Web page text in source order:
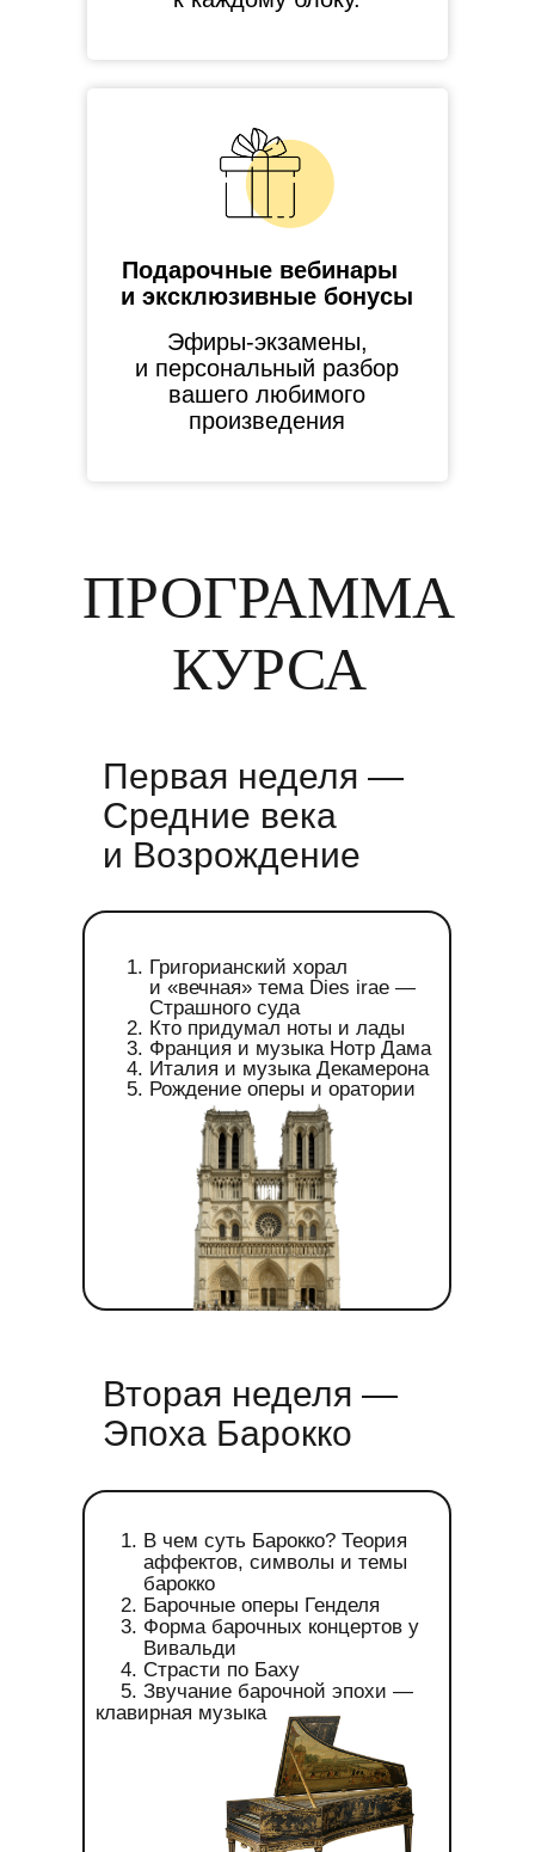
Эфиры-экзамены,
и персональный разбор
вашего любимого
произведения
Подарочные вебинары
и эксклюзивные бонусы
ПРОГРАММА
КУРСА
Григорианский хорал
и «вечная» тема Dies irae —
Страшного суда
Кто придумал ноты и лады
Франция и музыка Нотр Дама
Италия и музыка Декамерона
Рождение оперы и оратории
Первая неделя —
Средние века
и Возрождение
В чем суть Барокко? Теория
аффектов, символы и темы
барокко
Барочные оперы Генделя
Форма барочных концертов у
Вивальди
Страсти по Баху
Звучание барочной эпохи —
клавирная музыка
Вторая неделя —
Эпоха Барокко